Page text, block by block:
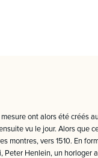
ont alors été créés
vu le jour. Alors que
montres, vers 1510. En
Henlein, un horloger